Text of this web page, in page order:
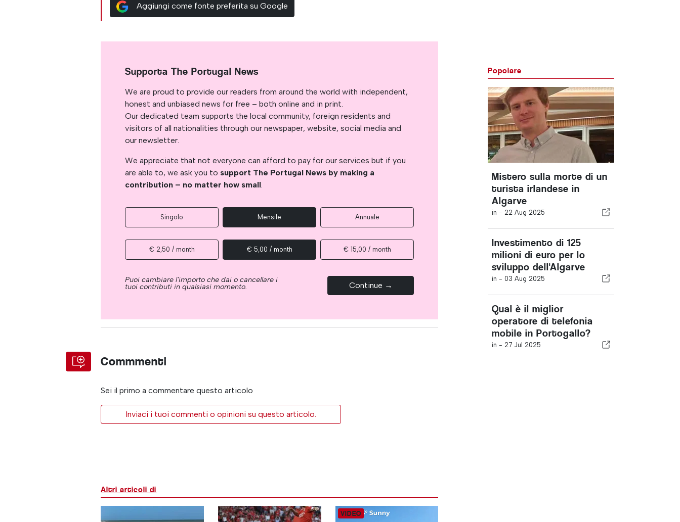
Aggiungi come fonte preferita su Google
Supporta The Portugal News
We are proud to provide our readers from around the world with independent,
honest and unbiased news for free – both online and in print.
Our dedicated team supports the local community, foreign residents and
visitors of all nationalities through our newspaper, website, social media and
our newsletter.
We appreciate that not everyone can afford to pay for our services but if you
are able to, we ask you to support The Portugal News by making a
contribution – no matter how small.
Singolo Mensile Annuale
€ 2,50 / month € 5,00 / month € 15,00 / month
Puoi cambiare l'importo che dai o cancellare i
tuoi contributi in qualsiasi momento. Continue →
Commmenti
Sei il primo a commentare questo articolo
Inviaci i tuoi commenti o opinioni su questo articolo.
Popolare
Mistero sulla morte di un
turista irlandese in
Algarve
in - 22 Aug 2025
Investimento di 125
milioni di euro per lo
sviluppo dell'Algarve
in - 03 Aug 2025
Qual è il miglior
operatore di telefonia
mobile in Portogallo?
in - 27 Jul 2025
Altri articoli di